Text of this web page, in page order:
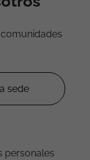
comunidades
personales